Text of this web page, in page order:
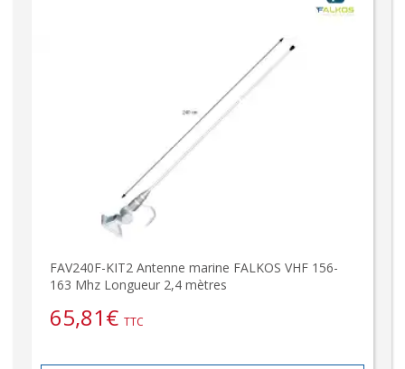
FAV240F-KIT2 Antenne marine FALKOS VHF 156-
163 Mhz Longueur 2,4 mètres
65,81€ TTC